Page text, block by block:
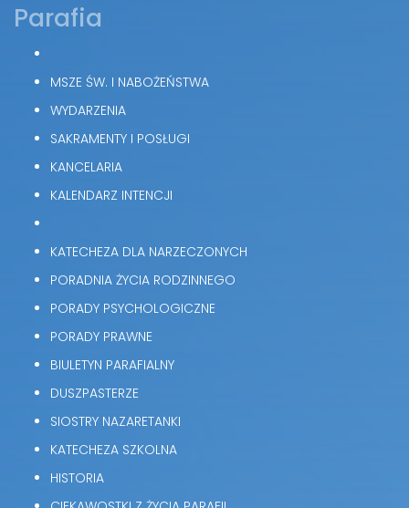
Parafia
MSZE ŚW. I NABOŻEŃSTWA
WYDARZENIA
SAKRAMENTY I POSŁUGI
KANCELARIA
KALENDARZ INTENCJI
KATECHEZA DLA NARZECZONYCH
PORADNIA ŻYCIA RODZINNEGO
PORADY PSYCHOLOGICZNE
PORADY PRAWNE
BIULETYN PARAFIALNY
DUSZPASTERZE
SIOSTRY NAZARETANKI
KATECHEZA SZKOLNA
HISTORIA